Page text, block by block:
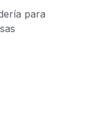
para